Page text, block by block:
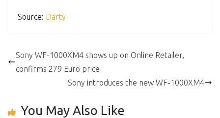
Source: Darty
Sony WF-1000XM4 shows up on Online Retailer,
confirms 279 Euro price
Sony introduces the new WF-1000XM4
You May Also Like